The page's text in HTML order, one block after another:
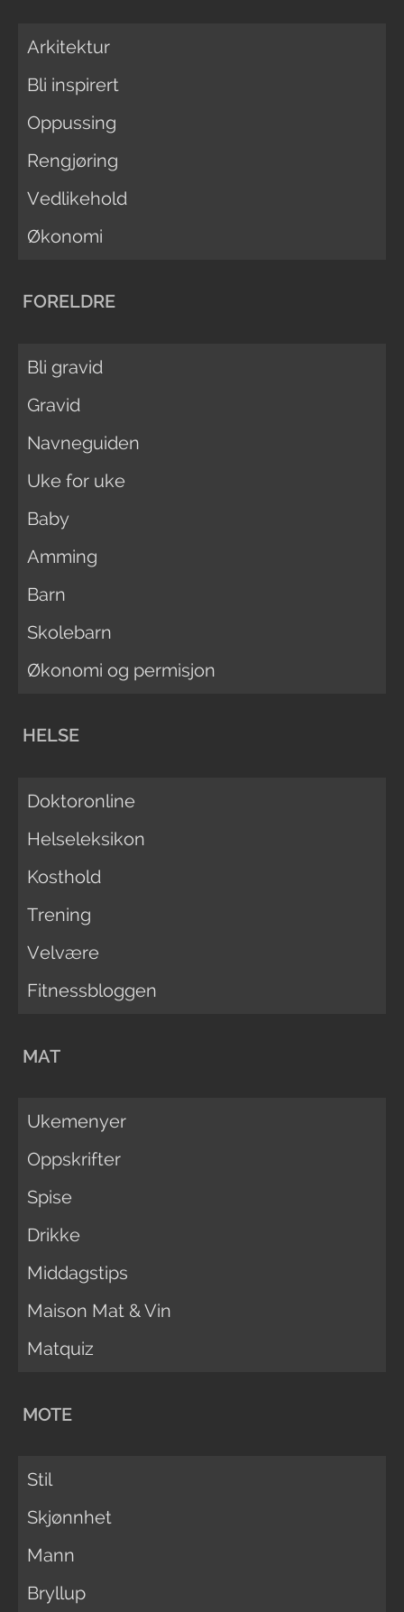
Arkitektur
Bli inspirert
Oppussing
Rengjøring
Vedlikehold
Økonomi
FORELDRE
Bli gravid
Gravid
Navneguiden
Uke for uke
Baby
Amming
Barn
Skolebarn
Økonomi og permisjon
HELSE
Doktoronline
Helseleksikon
Kosthold
Trening
Velvære
Fitnessbloggen
MAT
Ukemenyer
Oppskrifter
Spise
Drikke
Middagstips
Maison Mat & Vin
Matquiz
MOTE
Stil
Skjønnhet
Mann
Bryllup